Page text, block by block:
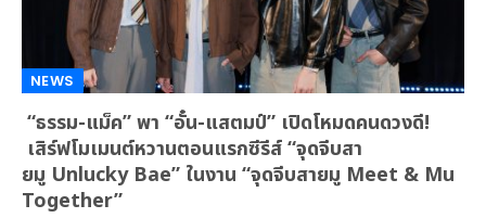
NEWS
“ธรรม-แม็ค” พา “อั๋น-แสตมป์” เปิดโหมดคนดวงดี!
เสิร์ฟโมเมนต์หวานตอนแรกซีรีส์ “จุดจีบสา
ยมู Unlucky Bae” ในงาน “จุดจีบสายมู Meet & Mu
Together”